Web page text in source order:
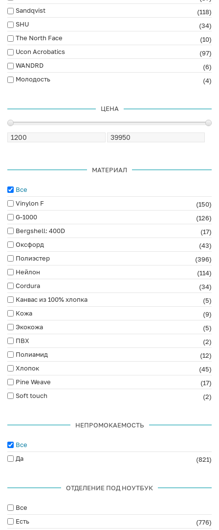
Sandqvist
(118)
SHU
(34)
The North Face
(10)
Ucon Acrobatics
(97)
WANDRD
(6)
Молодость
(4)
ЦЕНА
МАТЕРИАЛ
Все
Vinylon F
(150)
G-1000
(126)
Bergshell: 400D
(17)
Оксфорд
(43)
Полиэстер
(396)
Нейлон
(114)
Cordura
(34)
Канвас из 100% хлопка
(5)
Кожа
(9)
Экокожа
(5)
ПВХ
(2)
Полиамид
(12)
Хлопок
(45)
Pine Weave
(17)
Soft touch
(2)
НЕПРОМОКАЕМОСТЬ
Все
Да
(821)
ОТДЕЛЕНИЕ ПОД НОУТБУК
Все
Есть
(776)